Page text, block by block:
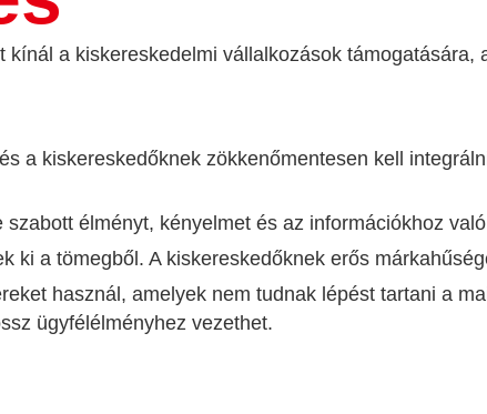
a kiskereskedelmi vállalkozások
a kiskereskedőknek zökkenőmentesen kell
élményt, kényelmet és az információkhoz
ki a tömegből. A kiskereskedőknek erős
használ, amelyek nem tudnak lépést tartani a
ügyfélélményhez vezethet.